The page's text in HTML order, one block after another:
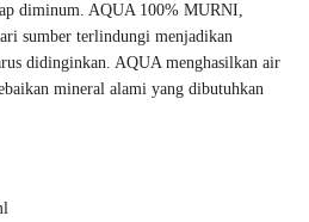
diminum. AQUA 100% MURNI,
sumber terlindungi menjadikan
didinginkan. AQUA menghasilkan air
mineral alami yang dibutuhkan